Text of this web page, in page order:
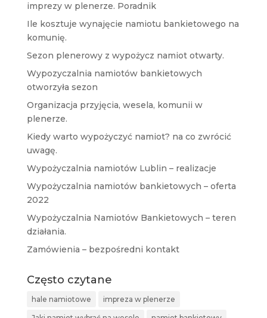
imprezy w plenerze. Poradnik
Ile kosztuje wynajęcie namiotu bankietowego na
komunię.
Sezon plenerowy z wypożycz namiot otwarty.
Wypozyczalnia namiotów bankietowych
otworzyła sezon
Organizacja przyjęcia, wesela, komunii w
plenerze.
Kiedy warto wypożyczyć namiot? na co zwrócić
uwagę.
Wypożyczalnia namiotów Lublin – realizacje
Wypożyczalnia namiotów bankietowych – oferta
2022
Wypożyczalnia Namiotów Bankietowych – teren
działania.
Zamówienia – bezpośredni kontakt
Często czytane
hale namiotowe impreza w plenerze